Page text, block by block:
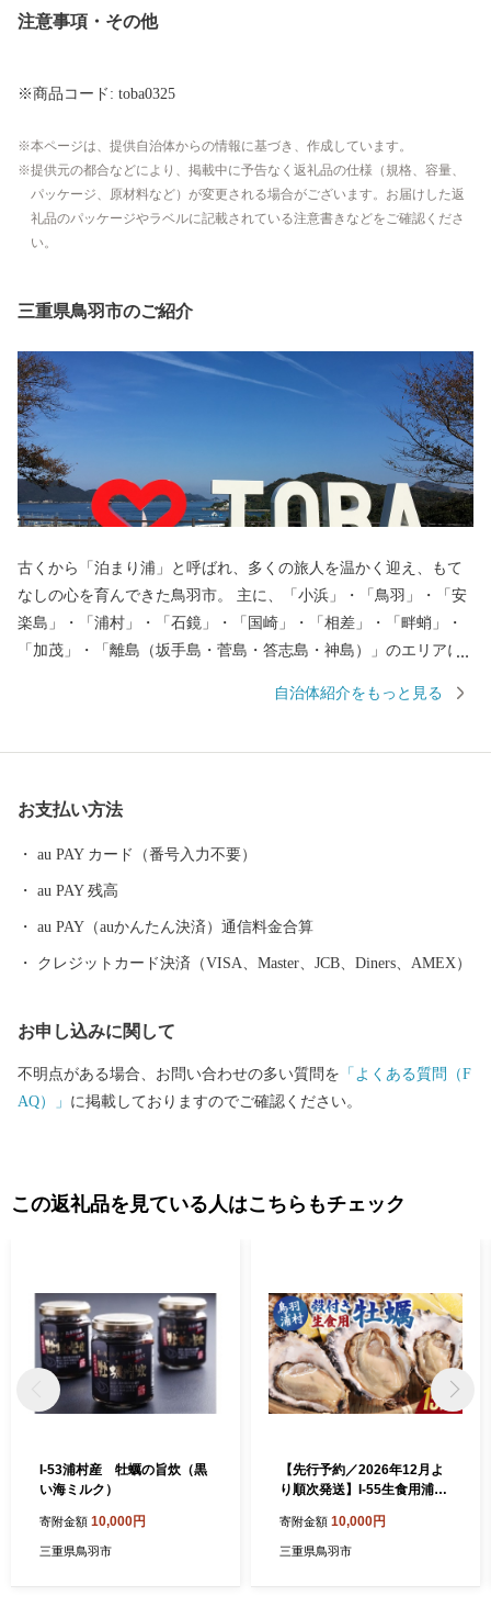
注意事項・その他
※商品コード: toba0325
本ページは、提供自治体からの情報に基づき、作成しています。
提供元の都合などにより、掲載中に予告なく返礼品の仕様（規格、容量、
パッケージ、原材料など）が変更される場合がございます。お届けした返
礼品のパッケージやラベルに記載されている注意書きなどをご確認くださ
い。
三重県鳥羽市のご紹介
古くから「泊まり浦」と呼ばれ、多くの旅人を温かく迎え、もて
なしの心を育んできた鳥羽市。 主に、「小浜」・「鳥羽」・「安
楽島」・「浦村」・「石鏡」・「国崎」・「相差」・「畔蛸」・
「加茂」・「離島（坂手島・菅島・答志島・神島）」のエリアに
られる海の幸、独自の自然や文化を残し、今なお受け継がれる海
世界で初めて真珠の養殖に成功した地でもあります。鳥羽市はそ
立ち並び、温泉、グルメなど、旅の目的に応じて、様々な鳥羽の
楽しみ方が見つかるはずです。
自治体紹介をもっと見る
お支払い方法
au PAY カード（番号入力不要）
au PAY 残高
au PAY（auかんたん決済）通信料金合算
クレジットカード決済（VISA、Master、JCB、Diners、AMEX）
お申し込みに関して
不明点がある場合、お問い合わせの多い質問を 「よくある質問（F
AQ）」 に掲載しておりますのでご確認ください。
この返礼品を見ている人はこちらもチェック
I-53浦村産 牡蠣の旨炊（黒
い海ミルク）
寄附金額 10,000円
三重県鳥羽市
【先行予約／2026年12月よ
り順次発送】I-55生食用浦村
寄附金額 10,000円
三重県鳥羽市